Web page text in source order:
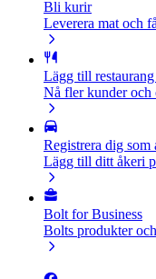
Bli kurir
Leverera mat och
Lägg till
Nå fler kunder och
Registrera dig som
Lägg till ditt åkeri
Bolt for Business
Bolts produkter